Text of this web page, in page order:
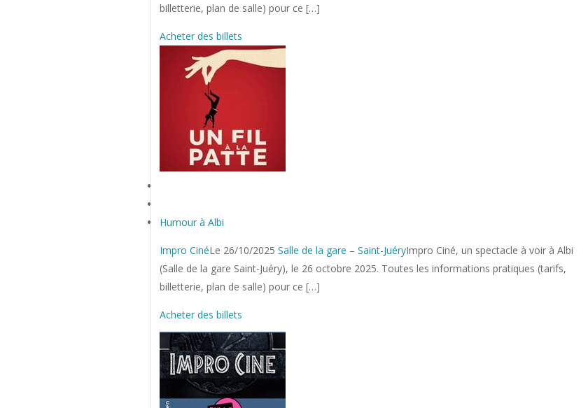
billetterie, plan de salle) pour ce […]
Acheter des billets
Humour à Albi
Impro CinéLe 26/10/2025 Salle de la gare – Saint-JuéryImpro Ciné, un spectacle à voir à Albi
(Salle de la gare Saint-Juéry), le 26 octobre 2025. Toutes les informations pratiques (tarifs,
billetterie, plan de salle) pour ce […]
Acheter des billets